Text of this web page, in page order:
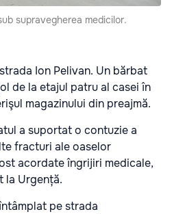
supravegherea medicilor.
Ion Pelivan. Un bărbat
de la etajul patru al casei în
magazinului din preajmă.
a suportat o contuzie a
fracturi ale oaselor
acordate îngrijiri medicale,
la Urgență.
pe strada